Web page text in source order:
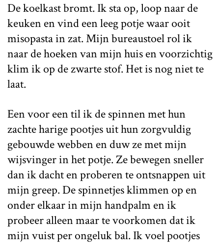
De koelkast bromt. Ik sta op, loop naar de
keuken en vind een leeg potje waar ooit
misopasta in zat. Mijn bureaustoel rol ik
naar de hoeken van mijn huis en voorzichtig
klim ik op de zwarte stof. Het is nog niet te
laat.
Een voor een til ik de spinnen met hun
zachte harige pootjes uit hun zorgvuldig
gebouwde webben en duw ze met mijn
wijsvinger in het potje. Ze bewegen sneller
dan ik dacht en proberen te ontsnappen uit
mijn greep. De spinnetjes klimmen op en
onder elkaar in mijn handpalm en ik
probeer alleen maar te voorkomen dat ik
mijn vuist per ongeluk bal. Ik voel pootjes